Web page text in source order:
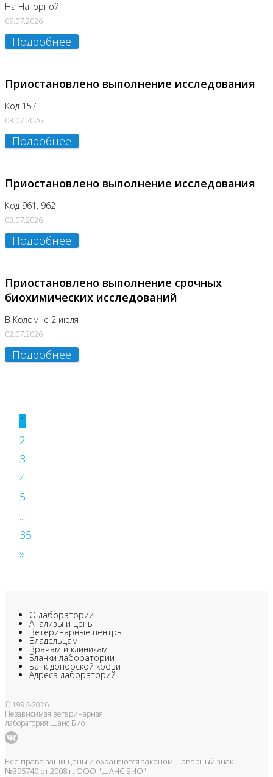
На Нагорной
09.07.2026
Подробнее
Приостановлено выполнение исследования
Код 157
03.07.2026
Подробнее
Приостановлено выполнение исследования
Код 961, 962
03.07.2026
Подробнее
Приостановлено выполнение срочных
биохимических исследований
В Коломне 2 июля
02.07.2026
Подробнее
1
2
3
4
5
...
35
»
О лаборатории
Анализы и цены
Ветеринарные центры
Владельцам
Врачам и клиникам
Бланки лаборатории
Банк донорской крови
Адреса лабораторий
© 1996-2026
Независимая ветеринарная
лаборатория Шанс Био
Все права защищены и охраняются законом. Товарный знак
№395740 от 2008 г. ООО "ШАНС БИО"